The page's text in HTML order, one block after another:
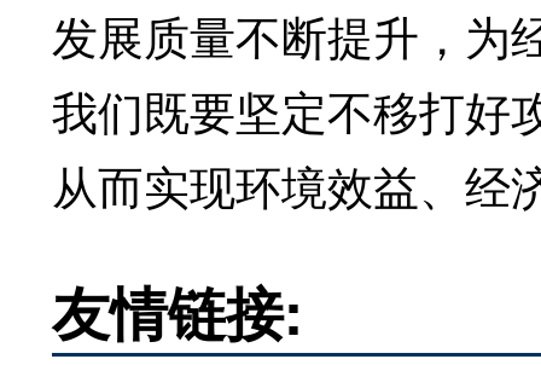
发展质量不断提升，为
我们既要坚定不移打好
从而实现环境效益、经
友情链接: